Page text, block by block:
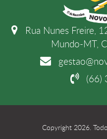
Rua Nunes Freire,
Mundo-MT,
(66)
Copyright 2026.